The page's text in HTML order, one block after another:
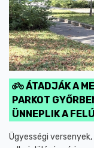
ÁTADJÁK A
PARKOT
ÜNNEPLIK A
Ügyességi